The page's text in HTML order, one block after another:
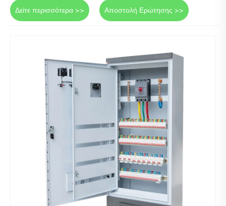
Δείτε περισσότερα >> Αποστολή Ερώτησης >>